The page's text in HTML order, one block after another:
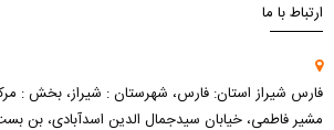
ارتباط با ما
فارس شیراز استان: فارس، شهرستان : شیراز، بخش :